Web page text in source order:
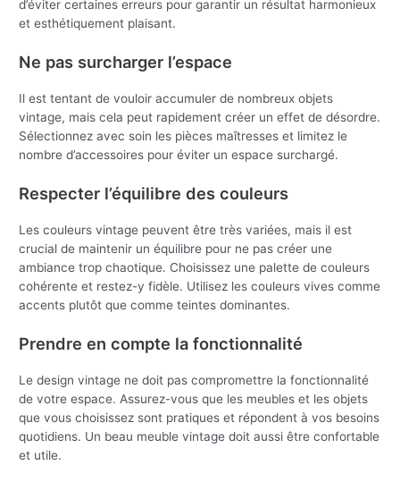
d’éviter certaines erreurs pour garantir un résultat harmonieux
et esthétiquement plaisant.
Ne pas surcharger l’espace
Il est tentant de vouloir accumuler de nombreux objets
vintage, mais cela peut rapidement créer un effet de désordre.
Sélectionnez avec soin les pièces maîtresses et limitez le
nombre d’accessoires pour éviter un espace surchargé.
Respecter l’équilibre des couleurs
Les couleurs vintage peuvent être très variées, mais il est
crucial de maintenir un équilibre pour ne pas créer une
ambiance trop chaotique. Choisissez une palette de couleurs
cohérente et restez-y fidèle. Utilisez les couleurs vives comme
accents plutôt que comme teintes dominantes.
Prendre en compte la fonctionnalité
Le design vintage ne doit pas compromettre la fonctionnalité
de votre espace. Assurez-vous que les meubles et les objets
que vous choisissez sont pratiques et répondent à vos besoins
quotidiens. Un beau meuble vintage doit aussi être confortable
et utile.